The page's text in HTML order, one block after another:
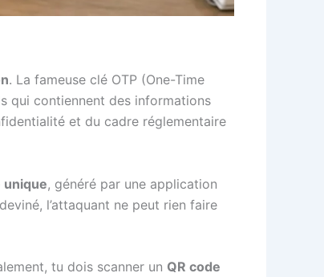
. La fameuse clé OTP (One-Time
qui contiennent des informations
et du cadre réglementaire
unique, généré par une application
l’attaquant ne peut rien faire
tu dois scanner un QR code